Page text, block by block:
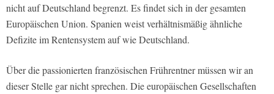
nicht auf Deutschland begrenzt. Es findet sich in der gesamten
Europäischen Union. Spanien weist verhältnismäßig ähnliche
Defizite im Rentensystem auf wie Deutschland.
Über die passionierten französischen Frührentner müssen wir an
dieser Stelle gar nicht sprechen. Die europäischen Gesellschaften